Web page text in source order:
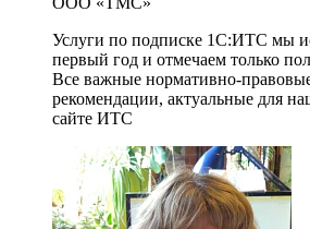
Услуги по подписке 1С:ИТС мы
первый год и отмечаем только
Все важные нормативно-
рекомендации, актуальные для
сайте ИТС